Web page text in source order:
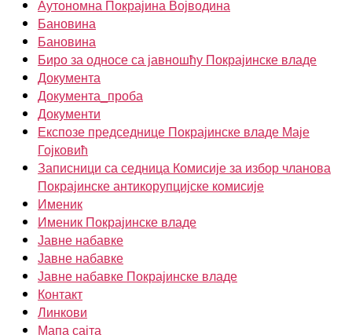
Аутономна Покрајина Војводина
Бановина
Бановина
Биро за односе са јавношћу Покрајинске владе
Документа
Документа_проба
Документи
Експозе председнице Покрајинске владе Маје
Гојковић
Записници са седница Комисије за избор чланова
Покрајинске антикорупцијске комисије
Именик
Именик Покрајинске владе
Јавне набавке
Јавне набавке
Јавне набавке Покрајинске владе
Контакт
Линкови
Мапа сајта